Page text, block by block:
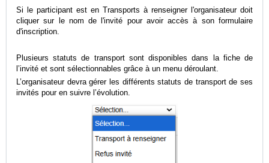
Si le participant est en Transports à renseigner l'organisateur doit
cliquer sur le nom de l'invité pour avoir accès à son formulaire
d'inscription.
Plusieurs statuts de transport sont disponibles dans la fiche de
l’invité et sont sélectionnables grâce à un menu déroulant.
L’organisateur devra gérer les différents statuts de transport de ses
invités pour en suivre l’évolution.